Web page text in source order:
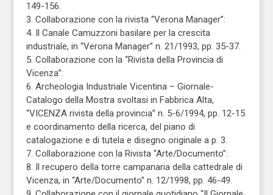
149-156.
3. Collaborazione con la rivista “Verona Manager”:
4. Il Canale Camuzzoni basilare per la crescita
industriale, in “Verona Manager” n. 21/1993, pp. 35-37.
5. Collaborazione con la “Rivista della Provincia di
Vicenza”:
6. Archeologia Industriale Vicentina – Giornale-
Catalogo della Mostra svoltasi in Fabbrica Alta,
“VICENZA rivista della provincia” n. 5-6/1994, pp. 12-15
e coordinamento della ricerca, del piano di
catalogazione e di tutela e disegno originale a p. 3.
7. Collaborazione con la Rivista “Arte/Documento”:
8. Il recupero della torre campanaria della cattedrale di
Vicenza, in “Arte/Documento” n. 12/1998, pp. 46-49.